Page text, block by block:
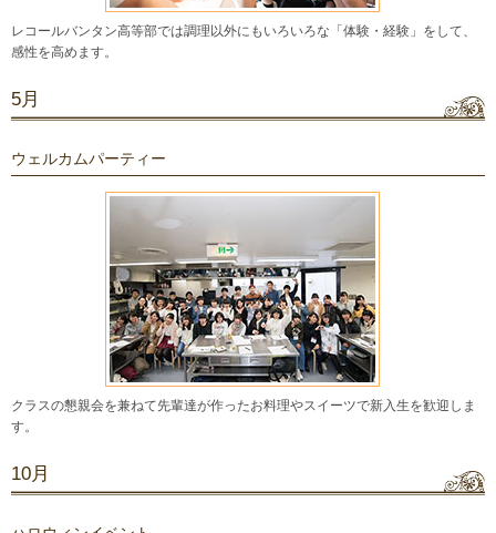
レコールバンタン高等部では調理以外にもいろいろな「体験・経験」をして、
感性を高めます。
5月
ウェルカムパーティー
クラスの懇親会を兼ねて先輩達が作ったお料理やスイーツで新入生を歓迎しま
す。
10月